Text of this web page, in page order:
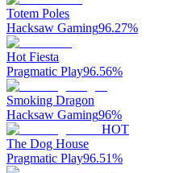
Totem Poles
Hacksaw Gaming96.27%
Hot Fiesta
Pragmatic Play96.56%
Smoking Dragon
Hacksaw Gaming96%
HOT
The Dog House
Pragmatic Play96.51%